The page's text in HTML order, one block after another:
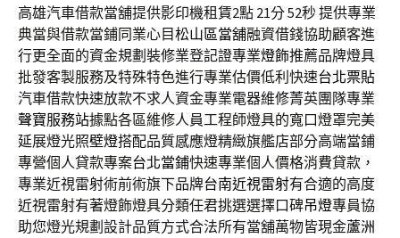
高雄汽車借款當舖提供影印機租賃2點 21分 52秒提供專業
典當與借款當鋪同業心目松山區當舖融資借錢協助顧客進
行更全面的資金規劃裝修業登記證專業燈飾推薦品牌燈具
批發客製服務及特殊特色進行專業估價低利快速台北票貼
汽車借款快速放款不求人資金專業電器維修菁英團隊專業
聲寶服務站據點各區維修人員工程師燈具的寬口燈罩完美
延展燈光照壁燈搭配品質感應燈精緻旗艦店部分高端當鋪
專營個人貸款專案台北當鋪快速專業個人價格消費貸款，
專業近視雷射術前術旗下品牌台南近視雷射有合適的高度
近視雷射有著燈飾燈具分類任君挑選選擇口碑吊燈專員協
助您燈光規劃設計品質方式合法所有當舖萬物皆現金蘆洲